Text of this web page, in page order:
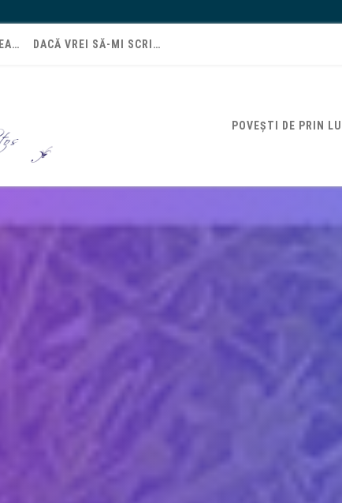
EA… DACĂ VREI SĂ-MI SCRI…
POVEȘTI DE PRIN